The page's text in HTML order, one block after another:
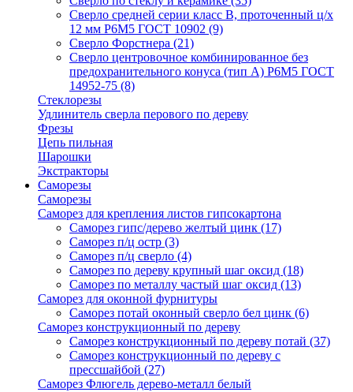
Сверло средней серии класс В, проточенный ц/х
12 мм Р6М5 ГОСТ 10902 (9)
Сверло Форстнера (21)
Сверло центровочное комбинированное без
предохранительного конуса (тип А) Р6М5 ГОСТ
14952-75 (8)
Стеклорезы
Удлинитель сверла перового по дереву
Фрезы
Цепь пильная
Шарошки
Экстракторы
Саморезы
Саморезы
Саморез для крепления листов гипсокартона
Саморез гипс/дерево желтый цинк (17)
Саморез п/ц остр (3)
Саморез п/ц сверло (4)
Саморез по дереву крупный шаг оксид (18)
Саморез по металлу частый шаг оксид (13)
Саморез для оконной фурнитуры
Саморез потай оконный сверло бел цинк (6)
Саморез конструкционный по дереву
Саморез конструкционный по дереву потай (37)
Саморез конструкционный по дереву с
прессшайбой (27)
Саморез Флюгель дерево-металл белый